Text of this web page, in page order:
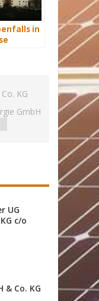
in
KG
GmbH
UG
c/o
& Co. KG